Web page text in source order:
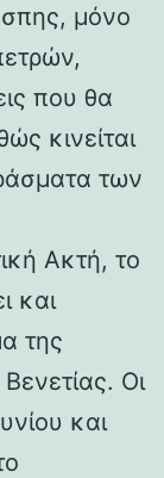
μόνο
που θα
κινείται
των
Ακτή, το
και
της
Οι
και